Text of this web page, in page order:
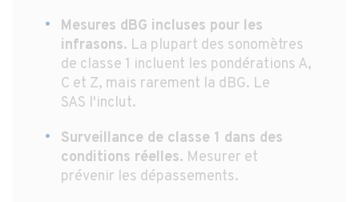
Mesures dBG incluses pour les
infrasons. La plupart des sonomètres
de classe 1 incluent les pondérations A,
C et Z, mais rarement la dBG. Le
SAS l'inclut.
Surveillance de classe 1 dans des
conditions réelles. Mesurer et
prévenir les dépassements.